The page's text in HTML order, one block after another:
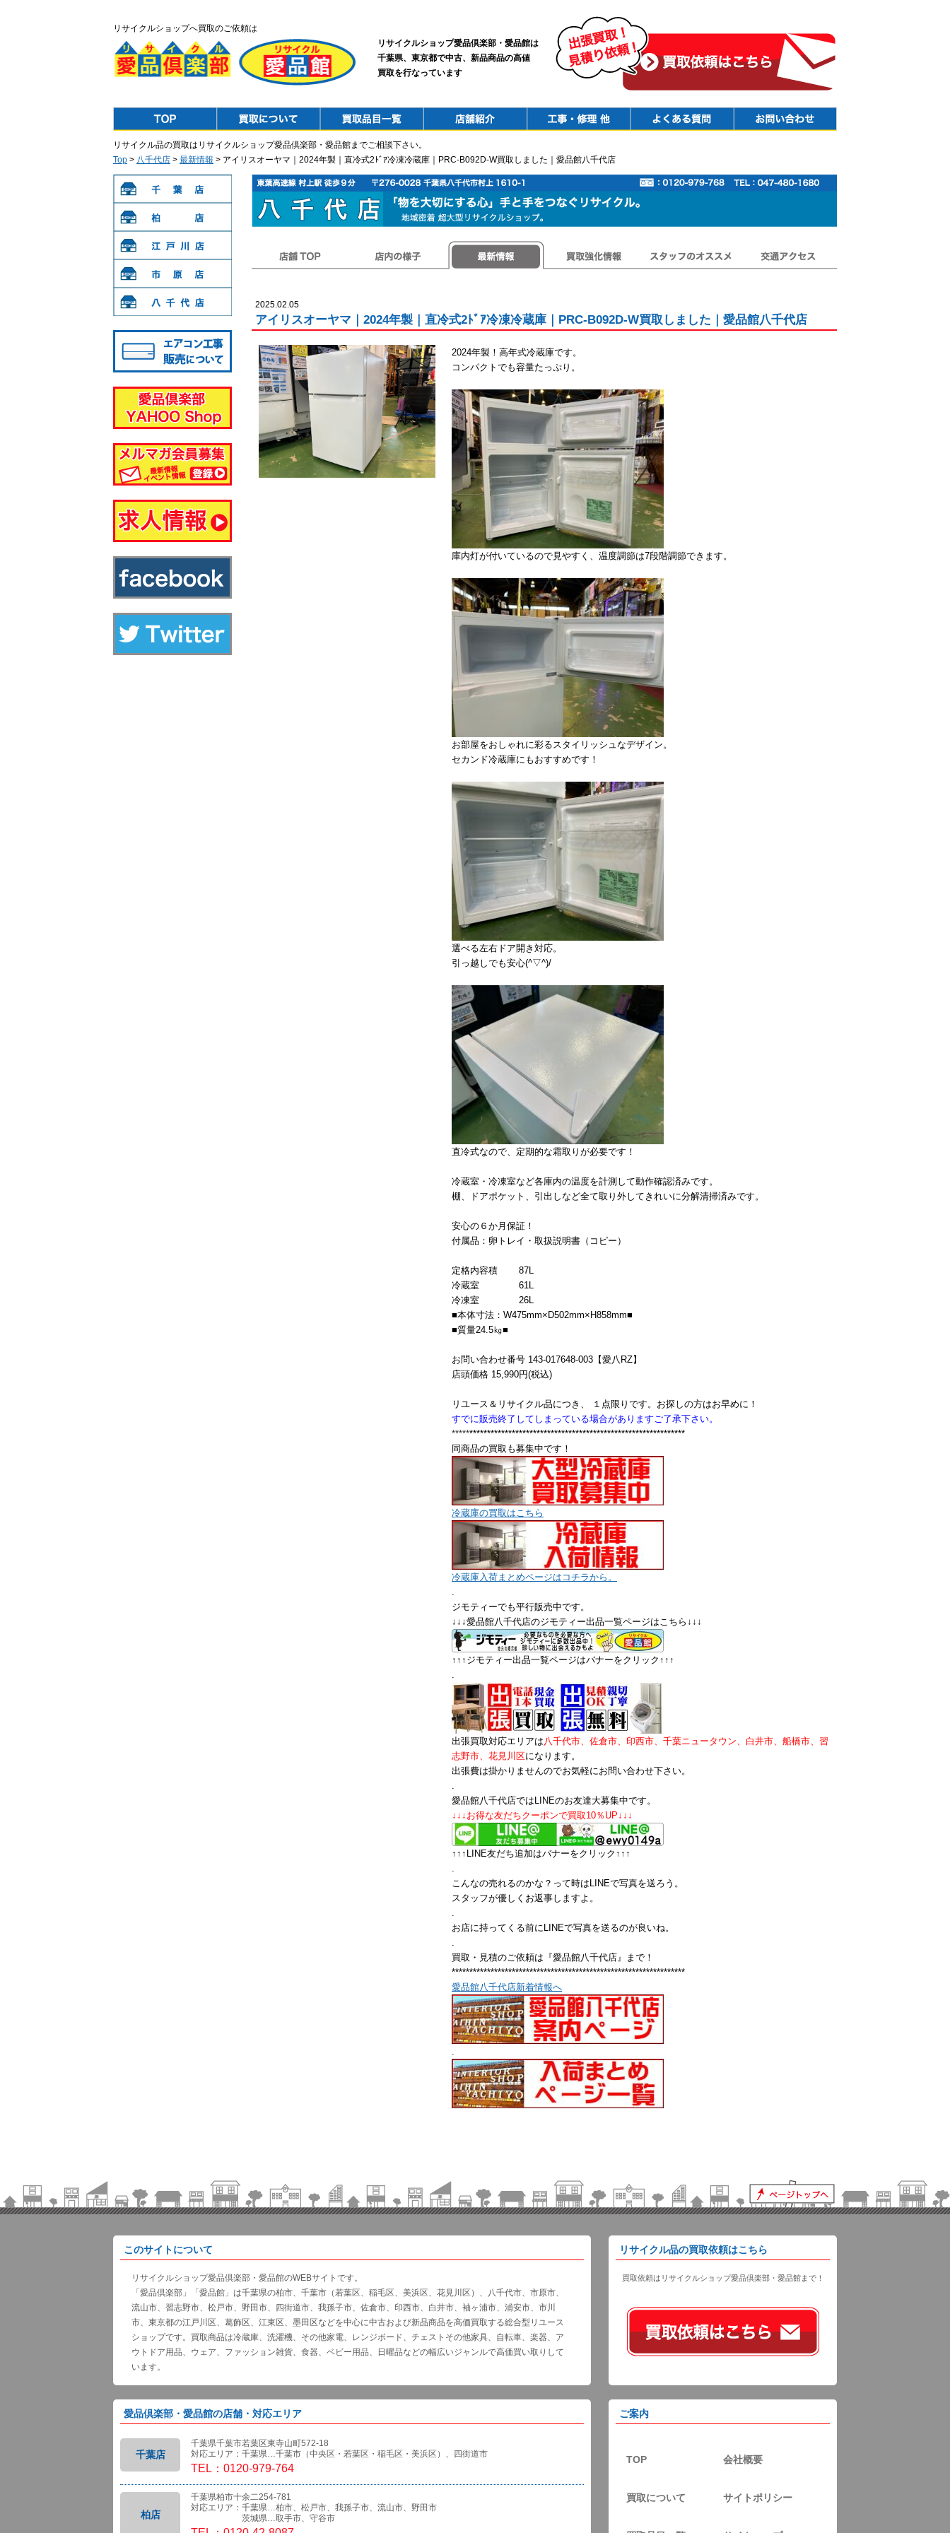
リサイクルショップへ買取のご依頼は
リサイクルショップ愛品倶楽部・愛品館は
千葉県、東京都で中古、新品商品の高値
買取を行なっています
リサイクル品の買取はリサイクルショップ愛品倶楽部・愛品館までご相談下さい。
Top > 八千代店 > 最新情報 > アイリスオーヤマ｜2024年製｜直冷式2ﾄﾞｱ冷凍冷蔵庫｜PRC-B092D-W買取しました｜愛品館八千代店
2025.02.05
アイリスオーヤマ｜2024年製｜直冷式2ﾄﾞｱ冷凍冷蔵庫｜PRC-B092D-W買取しました｜愛品館八千代店
2024年製！高年式冷蔵庫です。
コンパクトでも容量たっぷり。
庫内灯が付いているので見やすく、温度調節は7段階調節できます。
お部屋をおしゃれに彩るスタイリッシュなデザイン。
セカンド冷蔵庫にもおすすめです！
選べる左右ドア開き対応。
引っ越しでも安心(^▽^)/
直冷式なので、定期的な霜取りが必要です！
冷蔵室・冷凍室など各庫内の温度を計測して動作確認済みです。
棚、ドアポケット、引出しなど全て取り外してきれいに分解清掃済みです。
安心の６か月保証！
付属品：卵トレイ・取扱説明書（コピー）
定格内容積 87L
冷蔵室 61L
冷凍室 26L
■本体寸法：W475mm×D502mm×H858mm■
■質量24.5㎏■
お問い合わせ番号 143-017648-003【愛八RZ】
店頭価格 15,990円(税込)
リユース＆リサイクル品につき、 １点限りです。お探しの方はお早めに！
すでに販売終了してし まっている場合がありますご了承下さい。
******************************************************************
同商品の買取も募集中です！
冷蔵庫の買取はこちら
冷蔵庫入荷まとめページはコチラから。
.
ジモティーでも平行販売中です。
↓↓↓愛品館八千代店のジモティー出品一覧ページはこちら↓↓↓
↑↑↑ジモティー出品一覧ページはバナーをクリック↑↑↑
.
出張買取対応エリアは八千代市、佐倉市、印西市、千葉ニュータウン、白井市、船橋市、習
志野市、花見川区になります。
出張費は掛かりませんのでお気軽にお問い合わせ下さい。
.
愛品館八千代店ではLINEのお友達大募集中です。
↓↓↓お得な友だちクーポンで買取10％UP↓↓↓
↑↑↑LINE友だち追加はバナーをクリック↑↑↑
.
こんなの売れるのかな？って時はLINEで写真を送ろう。
スタッフが優しくお返事しますよ。
.
お店に持ってくる前にLINEで写真を送るのが良いね。
.
買取・見積のご依頼は『愛品館八千代店』まで！
******************************************************************
愛品館八千代店新着情報へ
.
このサイトについて
リサイクルショップ愛品倶楽部・愛品館のWEBサイトです。
「愛品倶楽部」「愛品館」は千葉県の柏市、千葉市（若葉区、稲毛区、美浜区、花見川区）、八千代市、市原市、
流山市、習志野市、松戸市、野田市、四街道市、我孫子市、佐倉市、印西市、白井市、袖ヶ浦市、浦安市、市川
市、東京都の江戸川区、葛飾区、江東区、墨田区などを中心に中古および新品商品を高価買取する総合型リユース
ショップです。買取商品は冷蔵庫、洗濯機、その他家電、レンジボード、チェストその他家具、自転車、楽器、ア
ウトドア用品、ウェア、ファッション雑貨、食器、ベビー用品、日曜品などの幅広いジャンルで高価買い取りして
います。
リサイクル品の買取依頼はこちら
買取依頼はリサイクルショップ愛品倶楽部・愛品館まで！
愛品倶楽部・愛品館の店舗・対応エリア
千葉店
千葉県千葉市若葉区東寺山町572-18
対応エリア：千葉県…千葉市（中央区・若葉区・稲毛区・美浜区）、四街道市
TEL：0120-979-764
柏店
千葉県柏市十余二254-781
対応エリア：千葉県…柏市、松戸市、我孫子市、流山市、野田市
茨城県…取手市、守谷市
ご案内
TOP 会社概要
買取について サイトポリシー